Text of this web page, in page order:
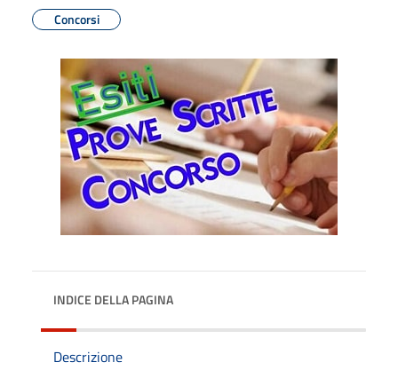
Concorsi
INDICE DELLA PAGINA
Descrizione